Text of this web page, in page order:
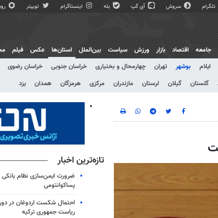
تلگرام سروش آی گپ بله اینستاگرام توییتر
جامعه اقتصاد بازار ورزش سیاست بین‌الملل
استان‌ها
ایلام
بوشهر تهران چهارمحال و بختیاری خراسان جنوبی
خراسان رضوی
گلستان گیلان لرستان مازندران مرکزی هرمزگان همدان یزد
عکس فیلم
تازه‌ترین اخبار
ضرورت ایمن‌سازی نظام بانکی
پساکوانتومی
احتمال شکست اردوغان در
ریاست جمهوری ترکیه